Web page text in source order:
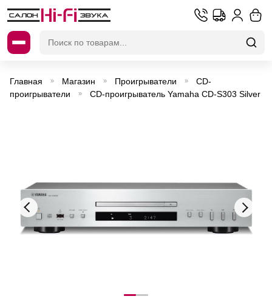
Главная » Магазин » Проигрыватели »
CD-
проигрыватели
» CD-проигрыватель Yamaha CD-S303 Silver